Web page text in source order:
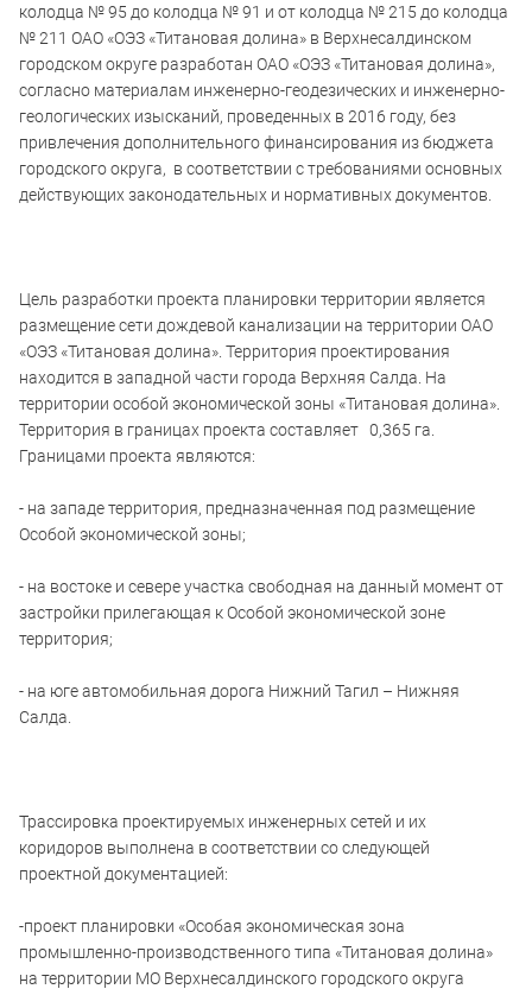
колодца № 95 до колодца № 91 и от колодца № 215 до колодца
№ 211 ОАО «ОЭЗ «Титановая долина» в Верхнесалдинском
городском округе разработан ОАО «ОЭЗ «Титановая долина»,
согласно материалам инженерно-геодезических и инженерно-
геологических изысканий, проведенных в 2016 году, без
привлечения дополнительного финансирования из бюджета
городского округа, в соответствии с требованиями основных
действующих законодательных и нормативных документов.
Цель разработки проекта планировки территории является
размещение сети дождевой канализации на территории ОАО
«ОЭЗ «Титановая долина». Территория проектирования
находится в западной части города Верхняя Салда. На
территории особой экономической зоны «Титановая долина».
Территория в границах проекта составляет 0,365 га.
Границами проекта являются:
- на западе территория, предназначенная под размещение
Особой экономической зоны;
- на востоке и севере участка свободная на данный момент от
застройки прилегающая к Особой экономической зоне
территория;
- на юге автомобильная дорога Нижний Тагил – Нижняя
Салда.
Трассировка проектируемых инженерных сетей и их
коридоров выполнена в соответствии со следующей
проектной документацией:
-проект планировки «Особая экономическая зона
промышленно-производственного типа «Титановая долина»
на территории МО Верхнесалдинского городского округа